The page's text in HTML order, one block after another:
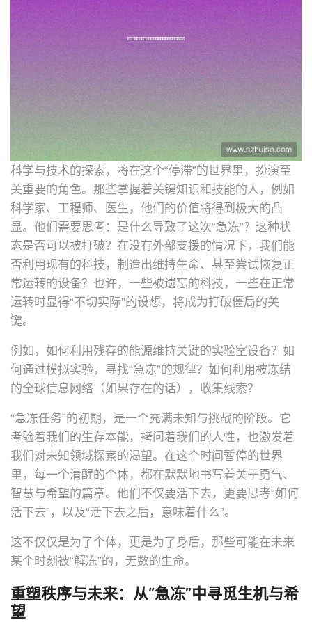
科学与技术的探索，将在这个“停滞”的世界里，扮演至
关重要的角色。那些掌握着关键知识和技能的人，例如
科学家、工程师、医生，他们的价值将得到极大的凸
显。他们需要思考：是什么导致了这次“急冻”？这种状
态是否可以被打破？在没有外部支援的情况下，我们能
否利用现有的科技，制造出维持生命、甚至尝试恢复正
常运转的设备？也许，一些被遗忘的科技，一些在正常
运转时显得“不切实际”的设想，将成为打破僵局的关
键。
例如，如何利用残存的能源维持关键的实验室设备？如
何通过模拟实验，寻找“急冻”的规律？如何利用被冻结
的全球信息网络（如果存在的话），收集线索？
“急冻任务”的初期，是一个充满未知与挑战的阶段。它
考验着我们的生存本能，拷问着我们的人性，也激发着
我们对未知领域探索的渴望。在这个时间暂停的世界
里，每一个清醒的个体，都在默默地书写着关于勇气、
智慧与希望的篇章。他们不仅要活下去，更要思考“如何
活下去”，以及“活下去之后，意味着什么”。
这不仅仅是为了个体，更是为了身后，那些可能在未来
某个时刻被“解冻”的，无数的生命。
重塑秩序与未来：从“急冻”中寻觅生机与希
望